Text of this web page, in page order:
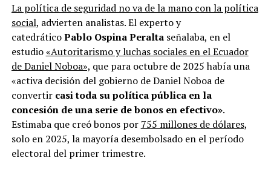
La política de seguridad no va de la mano con la política
social, advierten analistas. El experto y
catedráticoPablo Ospina Peraltaseñalaba, en el
estudio«Autoritarismo y luchas sociales en el Ecuador
de Daniel Noboa», que para octubre de 2025 había una
«activa decisión del gobierno de Daniel Noboa de
convertir casi toda su política pública en la
concesión de una serie de bonos en efectivo».
Estimaba que creó bonos por 755 millones de dólares,
solo en 2025, la mayoría desembolsado en el período
electoral del primer trimestre.